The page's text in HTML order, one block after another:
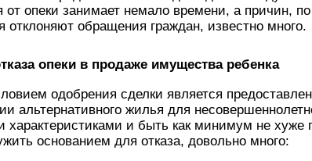
от опеки занимает немало времени, а причин,
отклоняют обращения граждан, известно много.
опеки в продаже имущества ребенка
одобрения сделки является
альтернативного жилья для
характеристиками и быть как минимум не хуже
основанием для отказа, довольно много: